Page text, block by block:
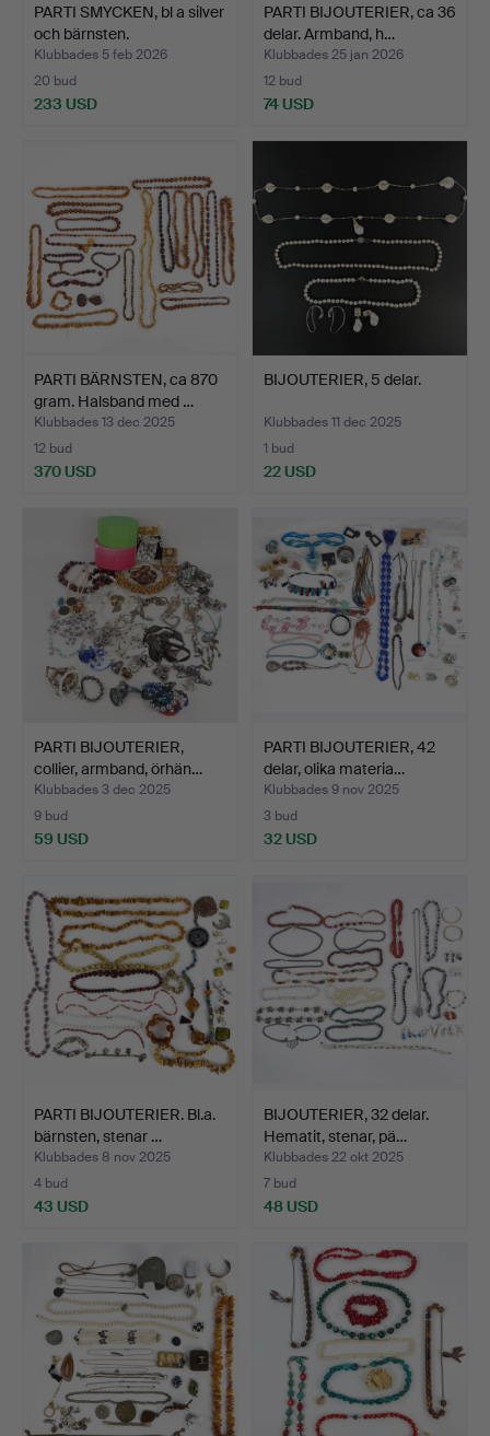
PARTI SMYCKEN, bl a silver
och bärnsten.
Klubbades 5 feb 2026
20 bud
233 USD
PARTI BIJOUTERIER, ca 36
delar. Armband, h…
Klubbades 25 jan 2026
12 bud
74 USD
PARTI BÄRNSTEN, ca 870
gram. Halsband med …
Klubbades 13 dec 2025
12 bud
370 USD
BIJOUTERIER, 5 delar.
Klubbades 11 dec 2025
1 bud
22 USD
PARTI BIJOUTERIER,
collier, armband, örhän…
Klubbades 3 dec 2025
9 bud
59 USD
PARTI BIJOUTERIER, 42
delar, olika materia…
Klubbades 9 nov 2025
3 bud
32 USD
PARTI BIJOUTERIER. Bl.a.
bärnsten, stenar …
Klubbades 8 nov 2025
4 bud
43 USD
BIJOUTERIER, 32 delar.
Hematit, stenar, pä…
Klubbades 22 okt 2025
7 bud
48 USD